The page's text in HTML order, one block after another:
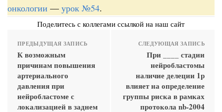
онкологии — урок №54.
Поделитесь с коллегами ссылкой на наш сайт
ПРЕДЫДУЩАЯ ЗАПИСЬ
К возможным
причинам повышения
артериального
давления при
нейробластоме с
локализацией в заднем
СЛЕДУЮЩАЯ ЗАПИСЬ
При ____ стадии
нейробластомы
наличие делеции 1р
влияет на определение
группы риска в рамках
протокола nb-2004